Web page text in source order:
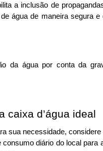
a inclusão de
água de maneira segura
da água por conta da
caixa d’água ideal
sua necessidade,
consumo diário do local para